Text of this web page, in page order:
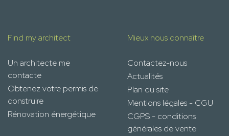
Find my architect
Un architecte me
contacte
Obtenez votre permis de
construire
Rénovation énergétique
Mieux nous connaître
Contactez-nous
Actualités
Plan du site
Mentions légales - CGU
CGPS - conditions
générales de vente